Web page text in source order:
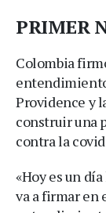
PRIMER
Colombia
Providence y
construir una
contra la
«Hoy es un
va a firmar en